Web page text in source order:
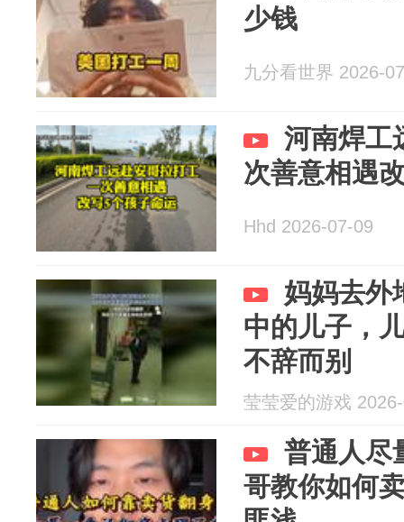
少钱
九分看世界 2026-
河南焊工
次善意相遇
Hhd 2026-07-09
妈妈去外
中的儿子，
不辞而别
莹莹爱的游戏
普通人尽
哥教你如何